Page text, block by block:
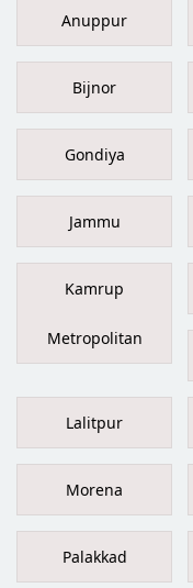
Anuppur
Bijnor
Gondiya
Jammu
Kamrup
Metropolitan
Lalitpur
Morena
Palakkad